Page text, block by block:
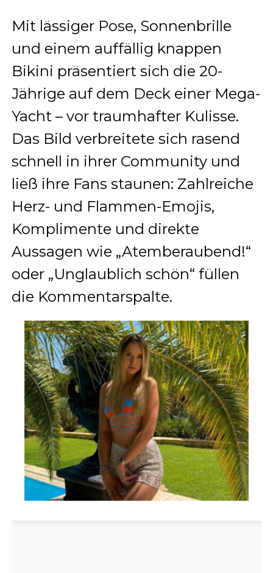
Mit lässiger Pose, Sonnenbrille
und einem auffällig knappen
Bikini präsentiert sich die 20-
Jährige auf dem Deck einer Mega-
Yacht – vor traumhafter Kulisse.
Das Bild verbreitete sich rasend
schnell in ihrer Community und
ließ ihre Fans staunen: Zahlreiche
Herz- und Flammen-Emojis,
Komplimente und direkte
Aussagen wie „Atemberaubend!“
oder „Unglaublich schön“ füllen
die Kommentarspalte.